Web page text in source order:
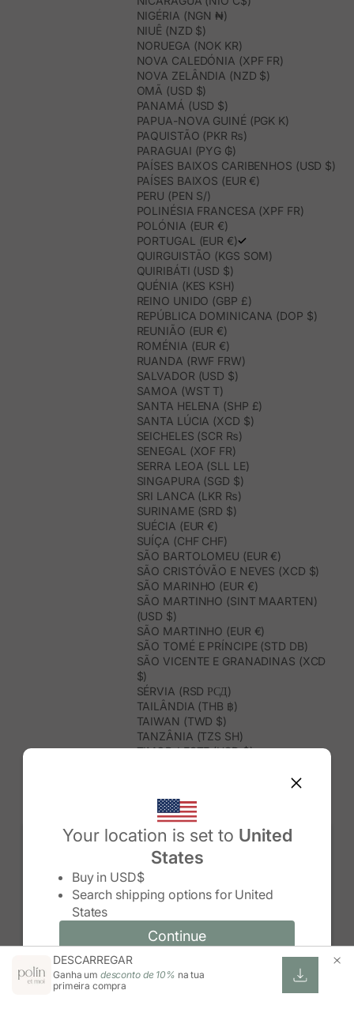
Your location is set to United
States
Buy in USD$
Search shipping options for United
States
Continue
Change country/region and language
Change country/region
Continue
NIGÉRIA (NGN ₦)
NIUÊ (NZD $)
NORUEGA (NOK KR)
NOVA CALEDÓNIA (XPF FR)
NOVA ZELÂNDIA (NZD $)
OMÃ (USD $)
PANAMÁ (USD $)
PAPUA-NOVA GUINÉ (PGK K)
PAQUISTÃO (PKR ₨)
PARAGUAI (PYG ₲)
PAÍSES BAIXOS CARIBENHOS (USD $)
PAÍSES BAIXOS (EUR €)
PERU (PEN S/)
POLINÉSIA FRANCESA (XPF FR)
POLÓNIA (EUR €)
PORTUGAL (EUR €)
QUIRGUISTÃO (KGS SOM)
QUIRIBÁTI (USD $)
QUÉNIA (KES KSH)
REINO UNIDO (GBP £)
REPÚBLICA DOMINICANA (DOP $)
REUNIÃO (EUR €)
ROMÉNIA (EUR €)
RUANDA (RWF FRW)
SALVADOR (USD $)
SAMOA (WST T)
SANTA HELENA (SHP £)
SANTA LÚCIA (XCD $)
SEICHELES (SCR ₨)
SENEGAL (XOF FR)
SERRA LEOA (SLL LE)
SINGAPURA (SGD $)
SRI LANCA (LKR ₨)
SURINAME (SRD $)
SUÉCIA (EUR €)
SUÍÇA (CHF CHF)
SÃO BARTOLOMEU (EUR €)
SÃO CRISTÓVÃO E NEVES (XCD $)
SÃO MARINHO (EUR €)
SÃO MARTINHO (SINT MAARTEN)
(USD $)
SÃO MARTINHO (EUR €)
SÃO TOMÉ E PRÍNCIPE (STD DB)
SÃO VICENTE E GRANADINAS (XCD
$)
SÉRVIA (RSD РСД)
TAILÂNDIA (THB ฿)
TAIWAN (TWD $)
TANZÂNIA (TZS SH)
TIMOR-LESTE (USD $)
TRINDADE E TOBAGO (TTD $)
TUNÍSIA (USD $)
TURQUEMENISTÃO (USD $)
TURQUIA (TRY ₺)
TUVALU (AUD $)
UGANDA (UGX USH)
URUGUAI (UYU $U)
USBEQUISTÃO (UZS SO'M)
VENEZUELA (USD $)
VIETNAME (VND ₫)
WALLIS E FUTUNA (XPF FR)
ZIMBABUÉ (USD $)
DESCARREGAR
Ganha um desconto de 10% na tua
primeira compra